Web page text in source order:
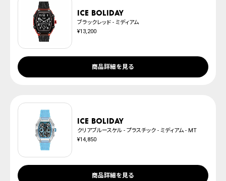
※ご予約商品は、記載のお届け予定での発送となります。
防水について
ICE boliday
ブラックレッド - ミディアム
¥13,200
商品詳細を見る
ICE boliday
クリアブルースケル - プラスチック - ミディアム - MT
¥14,850
商品詳細を見る